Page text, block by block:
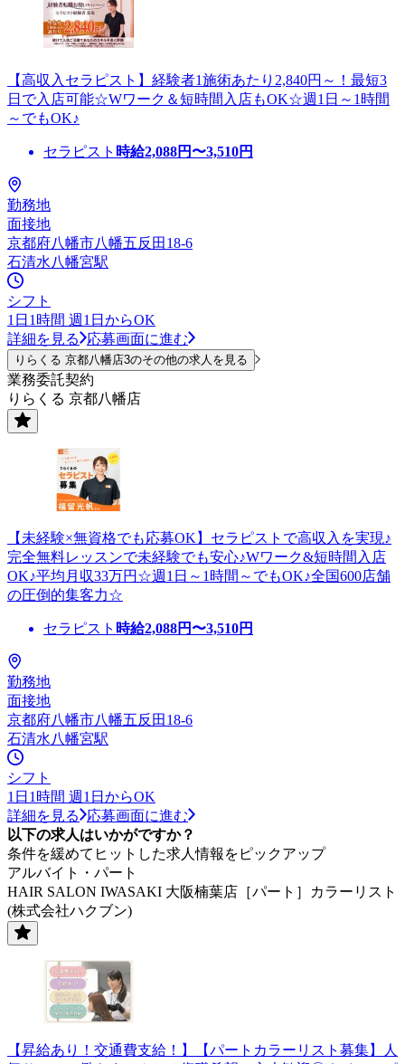
【高収入セラピスト】経験者1施術あたり2,840円～！最短3
日で入店可能☆Wワーク＆短時間入店もOK☆週1日～1時間
～でもOK♪
セラピスト 時給2,088円〜3,510円
勤務地
面接地
京都府八幡市八幡五反田18-6
石清水八幡宮駅
シフト
1日1時間 週1日からOK
詳細を見る
応募画面に進む
りらくる 京都八幡店3のその他の求人を見る
業務委託契約
りらくる 京都八幡店
【未経験×無資格でも応募OK】セラピストで高収入を実現♪
完全無料レッスンで未経験でも安心♪Wワーク&短時間入店
OK♪平均月収33万円☆週1日～1時間～でもOK♪全国600店舗
の圧倒的集客力☆
セラピスト 時給2,088円〜3,510円
勤務地
面接地
京都府八幡市八幡五反田18-6
石清水八幡宮駅
シフト
1日1時間 週1日からOK
詳細を見る
応募画面に進む
以下の求人はいかがですか？
条件を緩めてヒットした求人情報をピックアップ
アルバイト・パート
HAIR SALON IWASAKI 大阪楠葉店［パート］カラーリスト
(株式会社ハクブン)
【昇給あり！交通費支給！】【パートカラーリスト募集】人